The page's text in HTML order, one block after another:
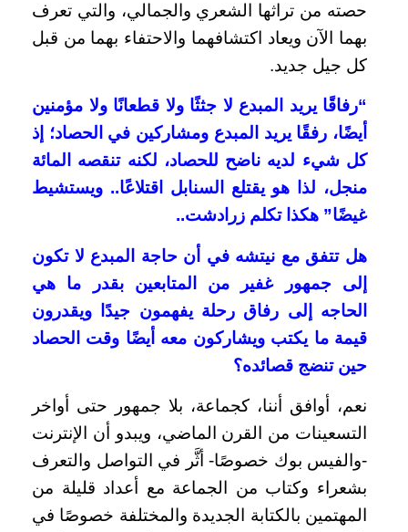
حصته من تراثها الشعري والجمالي، والتي تعرف
بهما الآن ويعاد اكتشافهما والاحتفاء بهما من قبل
كل جيل جديد.
“رفاقًا يريد المبدع لا جثثًا ولا قطعانًا ولا مؤمنين
أيضًا، رفقًا يريد المبدع ومشاركين في الحصاد؛ إذ
كل شيء لديه ناضح للحصاد، لكنه تنقصه المائة
منجل، لذا هو يقتلع السنابل اقتلاعًا.. ويستشيط
غيضًا” هكذا تكلم زرادشت..
هل تتفق مع نيتشه في أن حاجة المبدع لا تكون
إلى جمهور غفير من المتابعين بقدر ما هي
الحاجه إلى رفاق رحلة يفهمون جيدًا ويقدرون
قيمة ما يكتب ويشاركون معه أيضًا وقت الحصاد
حين تنضج قصائده؟
نعم، أوافق أننا، كجماعة، بلا جمهور حتى أواخر
التسعينات من القرن الماضي، ويبدو أن الإنترنت
-والفيس بوك خصوصًا- أثَّر في التواصل والتعرف
بشعراء وكتاب من الجماعة مع أعداد قليلة من
المهتمين بالكتابة الجديدة والمختلفة خصوصًا في